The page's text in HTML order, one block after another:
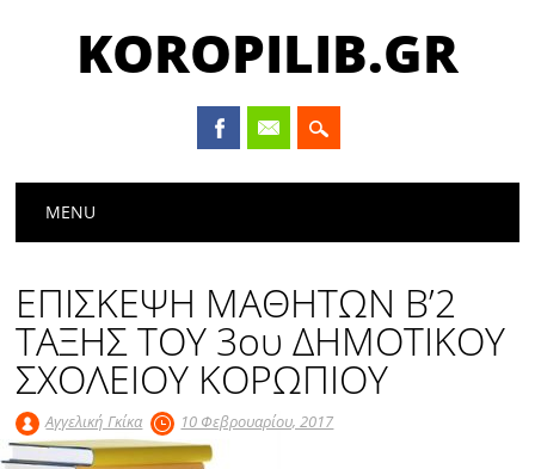
KOROPILIB.GR
Main menu
MENU
ΕΠΙΣΚΕΨΗ ΜΑΘΗΤΩΝ Β’2
ΤΑΞΗΣ ΤΟΥ 3ου ΔΗΜΟΤΙΚΟΥ
ΣΧΟΛΕΙΟΥ ΚΟΡΩΠΙΟΥ
Αγγελική Γκίκα 10 Φεβρουαρίου, 2017